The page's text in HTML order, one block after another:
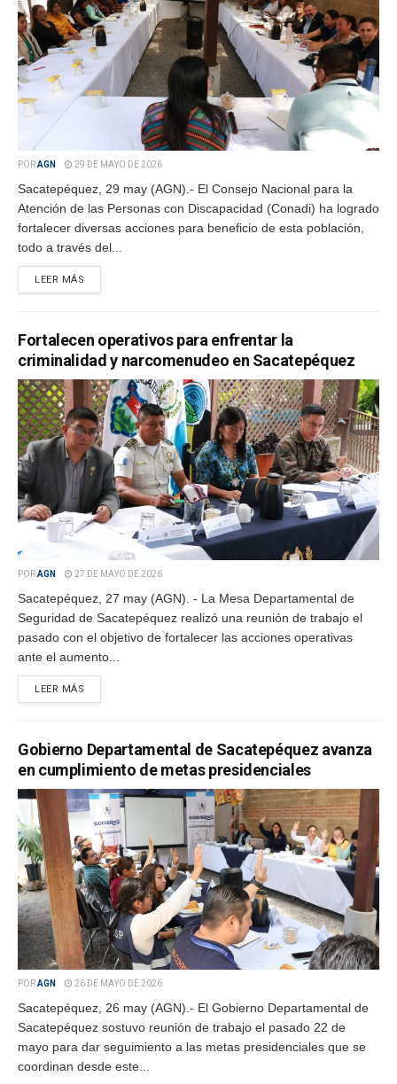
PORAGN 29 DE MAYO DE 2026
Sacatepéquez, 29 may (AGN).- El Consejo Nacional para la
Atención de las Personas con Discapacidad (Conadi) ha logrado
fortalecer diversas acciones para beneficio de esta población,
todo a través del...
LEER MÁS
Fortalecen operativos para enfrentar la
criminalidad y narcomenudeo en Sacatepéquez
PORAGN 27 DE MAYO DE 2026
Sacatepéquez, 27 may (AGN). - La Mesa Departamental de
Seguridad de Sacatepéquez realizó una reunión de trabajo el
pasado con el objetivo de fortalecer las acciones operativas
ante el aumento...
LEER MÁS
Gobierno Departamental de Sacatepéquez avanza
en cumplimiento de metas presidenciales
PORAGN 26 DE MAYO DE 2026
Sacatepéquez, 26 may (AGN).- El Gobierno Departamental de
Sacatepéquez sostuvo reunión de trabajo el pasado 22 de
mayo para dar seguimiento a las metas presidenciales que se
coordinan desde este...